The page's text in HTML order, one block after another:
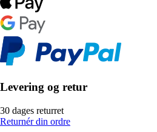
Levering og retur
30 dages returret
Returnér din ordre